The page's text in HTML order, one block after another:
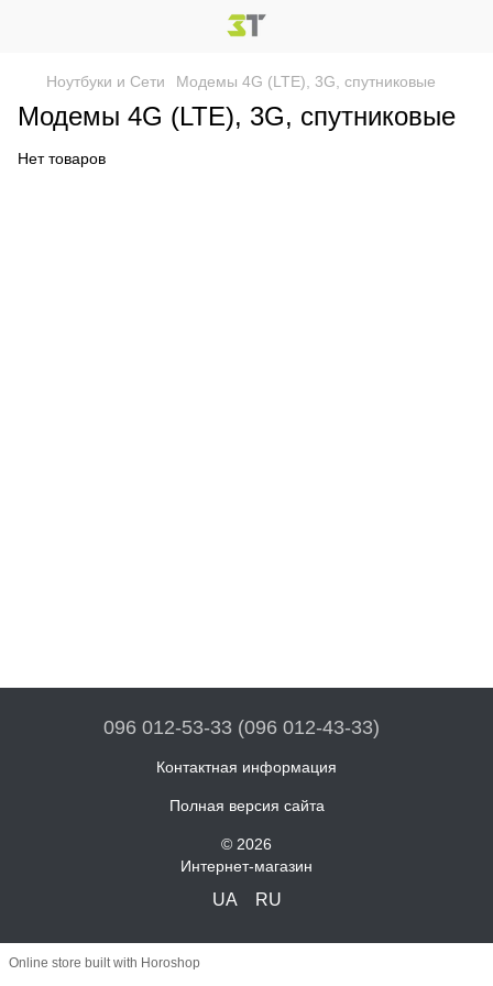
Ноутбуки и Сети Модемы 4G (LTE), 3G, спутниковые
Модемы 4G (LTE), 3G, спутниковые
Нет товаров
096 012-53-33 (096 012-43-33)
Контактная информация
Полная версия сайта
© 2026
Интернет-магазин
UA RU
Online store built with Horoshop